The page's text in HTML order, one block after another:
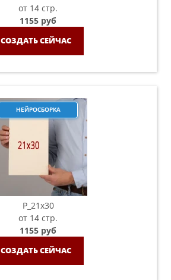
от 14 стр.
1155 руб
СОЗДАТЬ СЕЙЧАС
НЕЙРОСБОРКА
P_21х30
от 14 стр.
1155 руб
СОЗДАТЬ СЕЙЧАС